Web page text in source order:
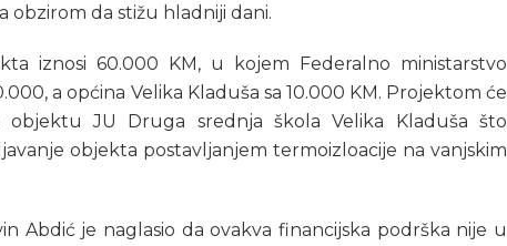
obzirom da stižu hladniji dani.
iznosi 60.000 KM, u kojem Federalno ministarstvo
a općina Velika Kladuša sa 10.000 KM. Projektom će
objektu JU Druga srednja škola Velika Kladuša što
objekta postavljanjem termoizloacije na vanjskim
Abdić je naglasio da ovakva financijska podrška nije u